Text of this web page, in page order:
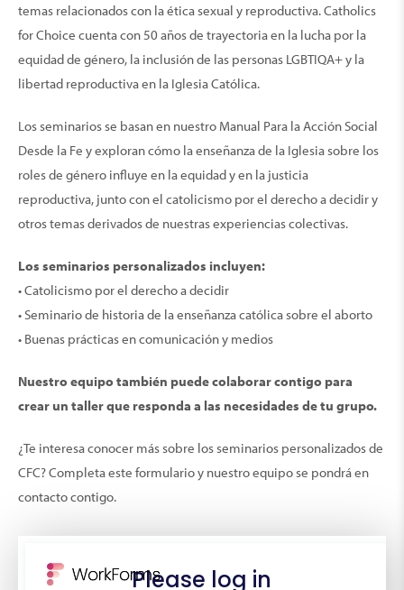
temas relacionados con la ética sexual y reproductiva. Catholics
for Choice cuenta con 50 años de trayectoria en la lucha por la
equidad de género, la inclusión de las personas LGBTIQA+ y la
libertad reproductiva en la Iglesia Católica.
Los seminarios se basan en nuestro Manual Para la Acción Social
Desde la Fe y exploran cómo la enseñanza de la Iglesia sobre los
roles de género influye en la equidad y en la justicia
reproductiva, junto con el catolicismo por el derecho a decidir y
otros temas derivados de nuestras experiencias colectivas.
Los seminarios personalizados incluyen:
• Catolicismo por el derecho a decidir
• Seminario de historia de la enseñanza católica sobre el aborto
• Buenas prácticas en comunicación y medios
Nuestro equipo también puede colaborar contigo para
crear un taller que responda a las necesidades de tu grupo.
¿Te interesa conocer más sobre los seminarios personalizados de
CFC? Completa este formulario y nuestro equipo se pondrá en
contacto contigo.